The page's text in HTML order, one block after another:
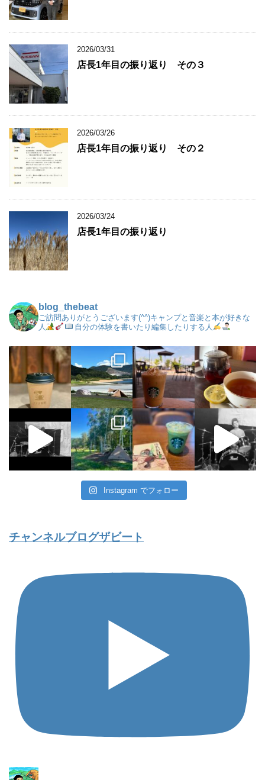
2026/03/31
店長1年目の振り返り その３
2026/03/26
店長1年目の振り返り その２
2026/03/24
店長1年目の振り返り
blog_thebeat
ご訪問ありがとうございます(^^)キャンプと音楽と本が好きな
人
自分の体験を書いたり編集したりする人
Instagram でフォロー
チャンネルブログザビート